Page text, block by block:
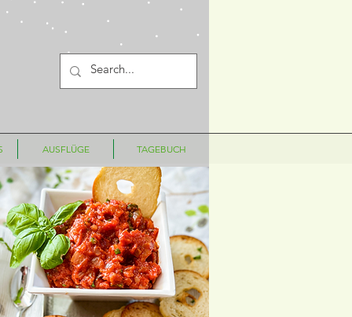
AUSFLÜGE TAGEBUCH